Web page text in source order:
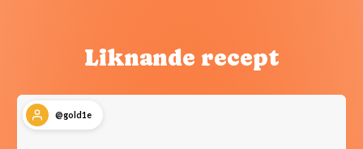
Liknande recept
@gold1e